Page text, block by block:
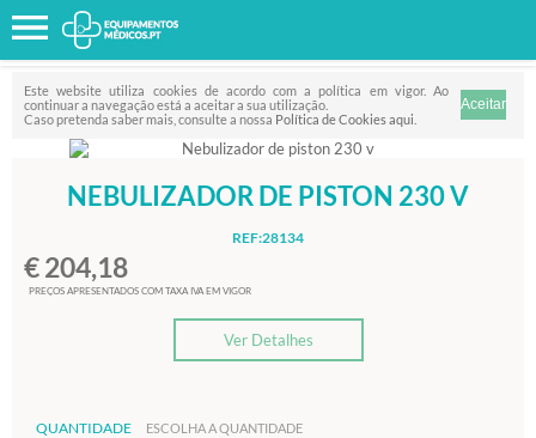
Este website utiliza cookies de acordo com a política em vigor. Ao
continuar a navegação está a aceitar a sua utilização.
Caso pretenda saber mais, consulte a nossa Política de Cookies aqui
NEBULIZADOR DE PISTON 230 V
REF:28134
€ 204,18
PREÇOS APRESENTADOS COM TAXA IVA EM VIGOR
Ver Detalhes
QUANTIDADE ESCOLHA A QUANTIDADE